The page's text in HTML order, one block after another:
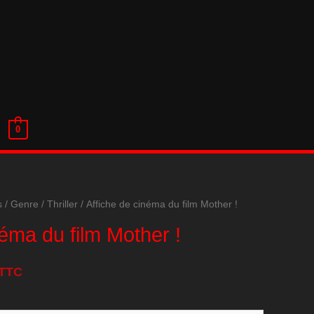
0
/ Genre / Thriller / Affiche de cinéma du film Mother !
du film Mother !